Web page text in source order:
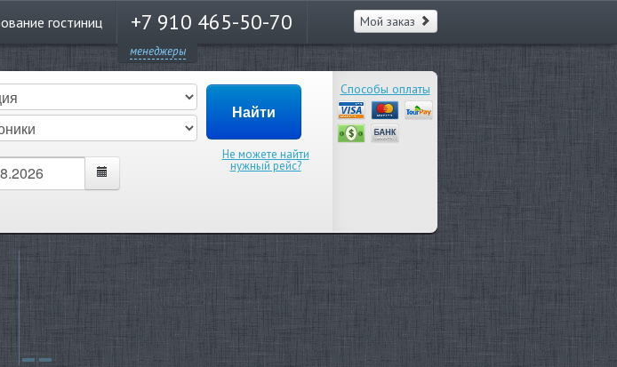
гостиниц +7 910 465-50-70
менеджеры
Мой заказ
Не можете найти
нужный рейс?
Способы оплаты